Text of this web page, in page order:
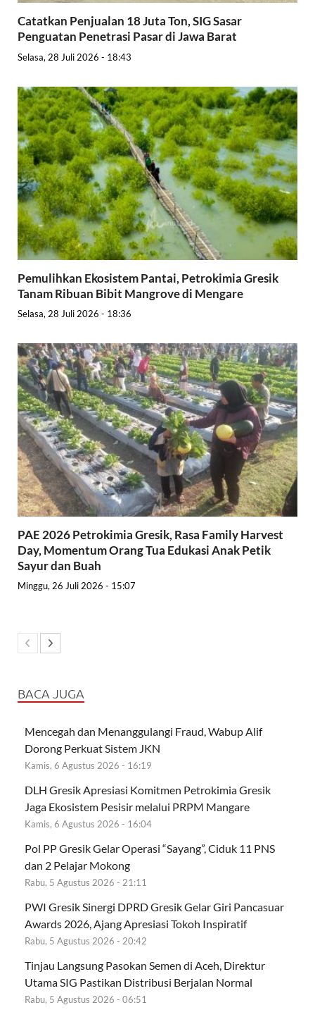
Catatkan Penjualan 18 Juta Ton, SIG Sasar
Penguatan Penetrasi Pasar di Jawa Barat
Selasa, 28 Juli 2026 - 18:43
Pemulihkan Ekosistem Pantai, Petrokimia Gresik
Tanam Ribuan Bibit Mangrove di Mengare
Selasa, 28 Juli 2026 - 18:36
PAE 2026 Petrokimia Gresik, Rasa Family Harvest
Day, Momentum Orang Tua Edukasi Anak Petik
Sayur dan Buah
Minggu, 26 Juli 2026 - 15:07
BACA JUGA
Mencegah dan Menanggulangi Fraud, Wabup Alif
Dorong Perkuat Sistem JKN
Kamis, 6 Agustus 2026 - 16:19
DLH Gresik Apresiasi Komitmen Petrokimia Gresik
Jaga Ekosistem Pesisir melalui PRPM Mangare
Kamis, 6 Agustus 2026 - 16:04
Pol PP Gresik Gelar Operasi “Sayang”, Ciduk 11 PNS
dan 2 Pelajar Mokong
Rabu, 5 Agustus 2026 - 21:11
PWI Gresik Sinergi DPRD Gresik Gelar Giri Pancasuar
Awards 2026, Ajang Apresiasi Tokoh Inspiratif
Rabu, 5 Agustus 2026 - 20:42
Tinjau Langsung Pasokan Semen di Aceh, Direktur
Utama SIG Pastikan Distribusi Berjalan Normal
Rabu, 5 Agustus 2026 - 06:51